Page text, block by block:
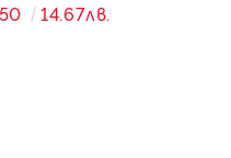
14.67лв.